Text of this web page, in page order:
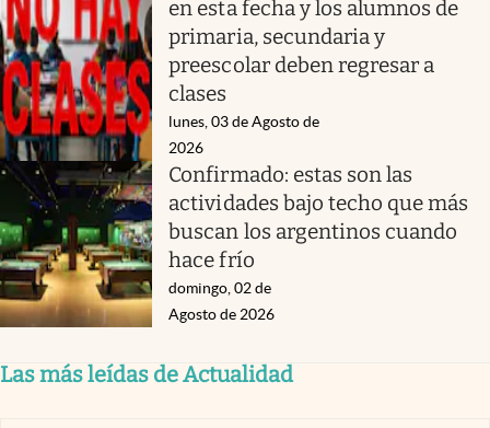
en esta fecha y los alumnos de
primaria, secundaria y
preescolar deben regresar a
clases
lunes, 03 de Agosto de
2026
Confirmado: estas son las
actividades bajo techo que más
buscan los argentinos cuando
hace frío
domingo, 02 de
Agosto de 2026
Las más leídas de Actualidad